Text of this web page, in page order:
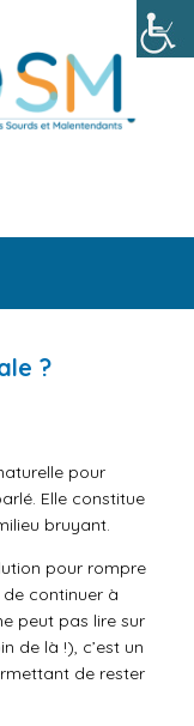
?
pour
Elle constitue
bruyant.
pour rompre
de continuer à
peut pas lire sur
de là !), c’est un
de rester